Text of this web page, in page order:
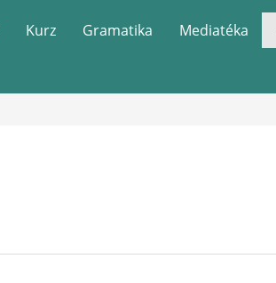
Kurz Gramatika Mediatéka